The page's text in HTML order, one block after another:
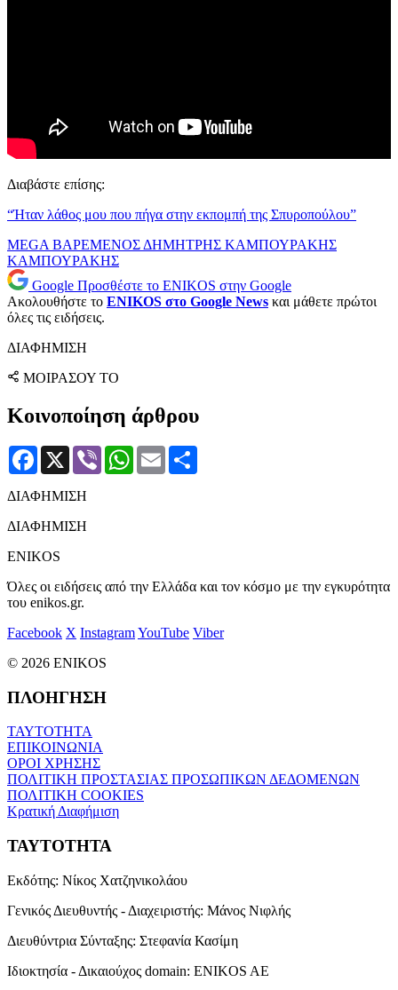
Διαβάστε επίσης:
“Ήταν λάθος μου που πήγα στην εκπομπή της Σπυροπούλου”
MEGA ΒΑΡΕΜΕΝΟΣ ΔΗΜΗΤΡΗΣ ΚΑΜΠΟΥΡΑΚΗΣ
ΚΑΜΠΟΥΡΑΚΗΣ
Google Προσθέστε το ENIKOS στην Google
Ακολουθήστε το ENIKOS στο Google News και μάθετε πρώτοι
όλες τις ειδήσεις.
ΔΙΑΦΗΜΙΣΗ
ΜΟΙΡΑΣΟΥ ΤΟ
Κοινοποίηση άρθρου
Facebook
X Viber WhatsApp
Email
ΔΙΑΦΗΜΙΣΗ
ΔΙΑΦΗΜΙΣΗ
ENIKOS
Όλες οι ειδήσεις από την Ελλάδα και τον κόσμο με την εγκυρότητα
του enikos.gr.
Facebook X InstagramYouTube Viber
© 2026 ENIKOS
ΠΛΟΗΓΗΣΗ
ΤΑΥΤΟΤΗΤΑ
ΕΠΙΚΟΙΝΩΝΙΑ
ΟΡΟΙ ΧΡΗΣΗΣ
ΠΟΛΙΤΙΚΗ ΠΡΟΣΤΑΣΙΑΣ ΠΡΟΣΩΠΙΚΩΝ ΔΕΔΟΜΕΝΩΝ
ΠΟΛΙΤΙΚΗ COOKIES
Κρατική Διαφήμιση
ΤΑΥΤΟΤΗΤΑ
Εκδότης: Νίκος Χατζηνικολάου
Γενικός Διευθυντής - Διαχειριστής: Μάνος Νιφλής
Διευθύντρια Σύνταξης: Στεφανία Κασίμη
Ιδιοκτησία - Δικαιούχος domain: ENIKOS AE